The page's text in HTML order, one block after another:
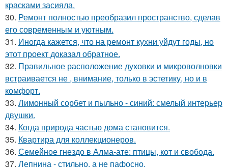
красками засияла.
30. Ремонт полностью преобразил пространство, сделав
его современным и уютным.
31. Иногда кажется, что на ремонт кухни уйдут годы, но
этот проект доказал обратное.
32. Правильное расположение духовки и микроволновки
встраивается не , внимание, только в эстетику, но и в
комфорт.
33. Лимонный сорбет и пыльно - синий: смелый интерьер
двушки.
34. Когда природа частью дома становится.
35. Квартира для коллекционеров.
36. Семейное гнездо в Алма-ате: птицы, кот и свобода.
37. Лепнина - стильно, а не пафосно.